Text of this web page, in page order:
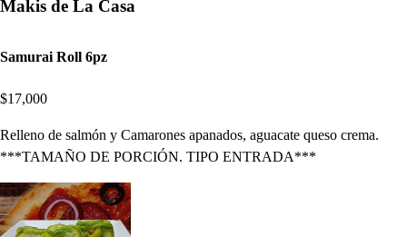
Makis de La Casa
Samurai Roll 6pz
$17,000
Relleno de salmón y Camarones apanados, aguacate queso crema.
***TAMAÑO DE PORCIÓN. TIPO ENTRADA***